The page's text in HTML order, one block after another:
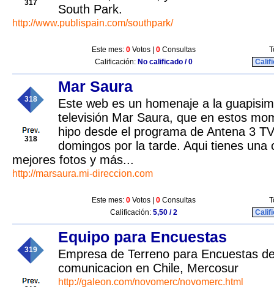
317
South Park.
http://www.publispain.com/southpark/
Este mes: 0 Votos | 0 Consultas
Calificación: No calificado / 0
318
318
Mar Saura
Este web es un homenaje a la
televisión Mar Saura, que en estos
hipo desde el programa de Antena 3
domingos por la tarde. Aqui tienes una
mejores fotos y más...
http://marsaura.mi-direccion.com
Este mes: 0 Votos | 0 Consultas
Calificación: 5,50 / 2
319
Equipo para Encuestas
Empresa de Terreno para Encuestas
comunicacion en Chile, Mercosur
http://galeon.com/novomerc/novomerc.html